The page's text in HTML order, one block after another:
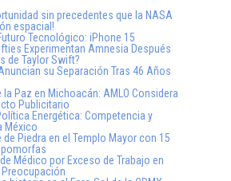
sin precedentes que la NASA
espacial!
Tecnológico: iPhone 15
Experimentan Amnesia Después
de Taylor Swift?
su Separación Tras 46 Años
la Paz en Michoacán: AMLO Considera
Publicitario
Energética: Competencia y
México
de Piedra en el Templo Mayor con 15
Médico por Exceso de Trabajo en